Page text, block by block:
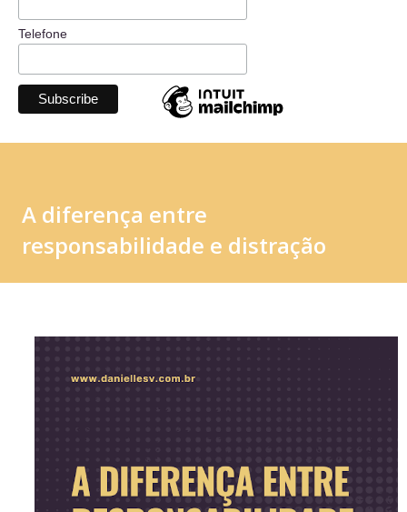
Telefone
A diferença entre
responsabilidade e distração